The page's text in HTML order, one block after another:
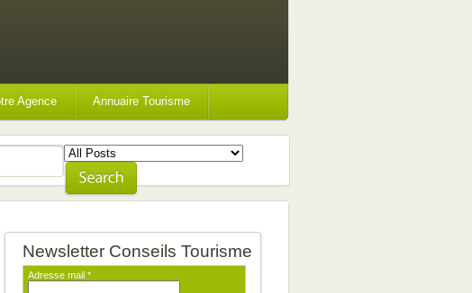
Agence Annuaire Tourisme
Newsletter Conseils Tourisme
Adresse mail *